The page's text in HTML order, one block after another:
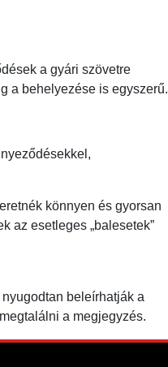
a gyári szövetre
a behelyezése is egyszerű.
könnyen és gyorsan
az esetleges „balesetek”
beleírhatják a
a megjegyzés.